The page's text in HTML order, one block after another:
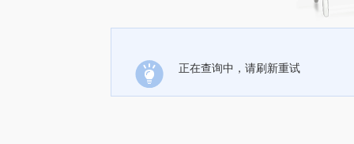
正在查询中，请刷新重试